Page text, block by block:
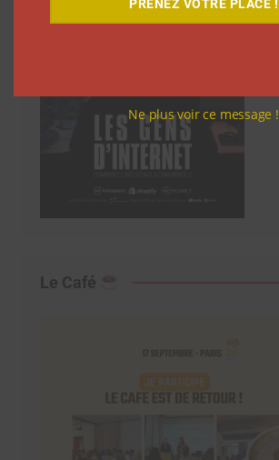
Le Café
PRENEZ VOTRE PLACE !
Ne plus voir ce message !